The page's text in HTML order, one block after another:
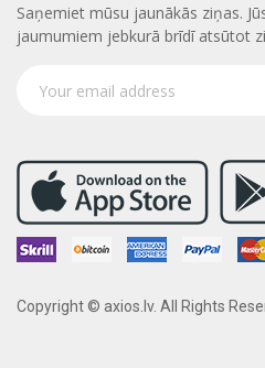
Saņemiet mūsu jaunākās ziņas.
jaumumiem jebkurā brīdī atsūtot
Copyright © axios.lv. All Rights